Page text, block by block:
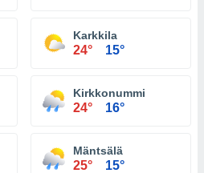
Karkkila
24° 15°
Kirkkonummi
24° 16°
Mäntsälä
25° 15°